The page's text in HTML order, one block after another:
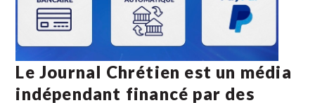
Le Journal Chrétien est un média
indépendant financé par des